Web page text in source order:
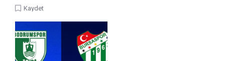
Kaydet